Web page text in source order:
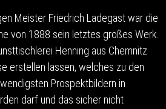
Meister Friedrich Ladegast war die
von 1888 sein letztes großes Werk.
Henning aus Chemnitz
erstellen lassen, welches zu den
Prospektbildern in
darf und das sicher nicht